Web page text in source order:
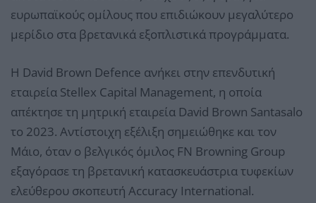
ευρωπαϊκούς ομίλους που επιδιώκουν μεγαλύτερο
μερίδιο στα βρετανικά εξοπλιστικά προγράμματα.
Η David Brown Defence ανήκει στην επενδυτική
εταιρεία Stellex Capital Management, η οποία
απέκτησε τη μητρική εταιρεία David Brown Santasalo
το 2023. Αντίστοιχη εξέλιξη σημειώθηκε και τον
Μάιο, όταν ο βελγικός όμιλος FN Browning Group
εξαγόρασε τη βρετανική κατασκευάστρια τυφεκίων
ελεύθερου σκοπευτή Accuracy International.